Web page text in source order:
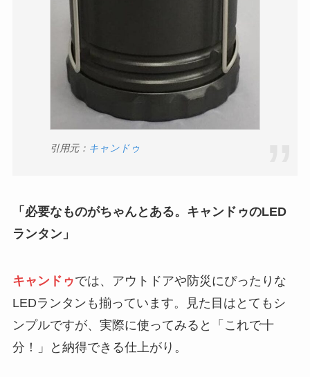
引用元： キャンドゥ
「必要なものがちゃんとある。キャンドゥのLED
ランタン」
キャンドゥでは、アウトドアや防災にぴったりな
LEDランタンも揃っています。見た目はとてもシ
ンプルですが、実際に使ってみると「これで十
分！」と納得できる仕上がり。